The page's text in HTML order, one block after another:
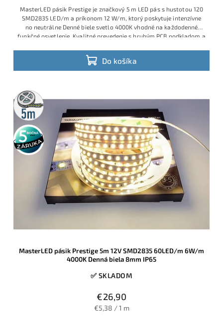
Do košíka
MasterLED pásik Prestige je značkový 5 m LED pás s hustotou 120
SMD2835 LED/m a príkonom 12 W/m, ktorý poskytuje intenzívne
no neutrálne Denné biele svetlo 4000K vhodné na každodenné
funkčné osvetlenie. Kvalitné prevedenie s hrubým PCB podkladom a
5m
rolka
5 rokov
záruka
MasterLED pásik Prestige 5m 12V SMD2835 60LED/m 6W/m
4000K Denná biela 8mm IP65
✅ SKLADOM
€26,90
€5,38 / 1 m